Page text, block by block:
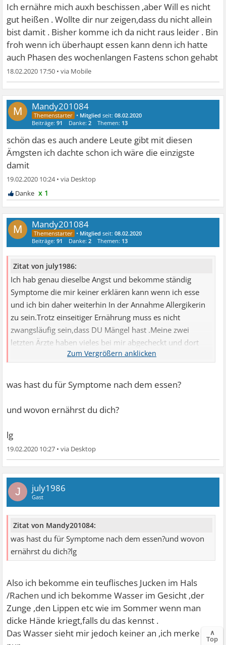
Ich ernähre mich auxh beschissen ,aber Will es nicht
gut heißen . Wollte dir nur zeigen,dass du nicht allein
bist damit . Bisher komme ich da nicht raus leider . Bin
froh wenn ich überhaupt essen kann denn ich hatte
auch Phasen des wochenlangen Fastens schon gehabt
18.02.2020 17:50 •
M Mandy201084
• Mitglied seit:08.02.2020
Beiträge:91 Danke:2 Themen: 13
schön das es auch andere Leute gibt mit diesen
Ämgsten ich dachte schon ich wäre die einzigste
damit
19.02.2020 10:24•
x 1
M Mandy201084
• Mitglied seit:08.02.2020
Beiträge:91 Danke:2 Themen: 13
Zitat von july1986:
Ich hab genau dieselbe Angst und bekomme ständig
Symptome die mir keiner erklären kann wenn ich esse
und ich bin daher weiterhin In der Annahme Allergikerin
zu sein.Trotz einseitiger Ernährung muss es nicht
zwangsläufig sein,dass DU Mängel hast .Meine zwei
letzten Ärzte haben vieles bei mir abgecheckt und dort
kam nur Vitamin d Mangel raus und den hat hierzulande
,aber Will es nicht gut heißen . Wollte dir nur zeigen,dass
du nicht allein bist damit . Bisher komme ich da nicht
raus leider . Bin froh wenn ich überhaupt essen kann
was hast du für Symptome nach dem essen?
und wovon ernährst du dich?
lg
19.02.2020 10:27 •
J july1986
Gast
Zitat von Mandy201084:
was hast du für Symptome nach dem essen?und wovon
ernährst du dich?lg
Also ich bekomme ein teuflisches Jucken im Hals
/Rachen und ich bekomme Wasser im Gesicht ,der
Zunge ,den Lippen etc wie im Sommer wenn man
dicke Hände kriegt,falls du das kennst .
Das Wasser sieht mir jedoch keiner an ,ich merke es∧
Top